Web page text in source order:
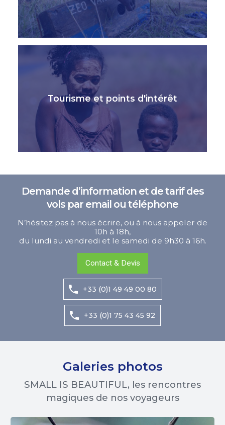
Tourisme et points d'intérêt
Demande d’information et de tarif des
vols par email ou téléphone
N’hésitez pas à nous écrire, ou à nous appeler de
10h à 18h,
du lundi au vendredi et le samedi de 9h30 à 16h.
Contact & Devis
+33 (0)1 49 49 00 80
+33 (0)1 75 43 45 92
Galeries photos
SMALL IS BEAUTIFUL, les rencontres
magiques de nos voyageurs